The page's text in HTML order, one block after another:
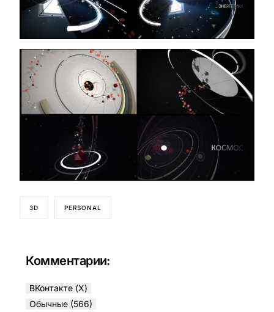
3D PERSONAL
Комментарии:
ВКонтакте (X)
Обычные (566)